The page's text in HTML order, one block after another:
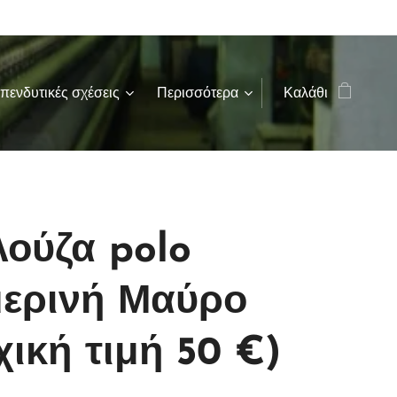
σχέσεις Περισσότερα Καλάθι
polo
Μαύρο
τιμή 50 €)